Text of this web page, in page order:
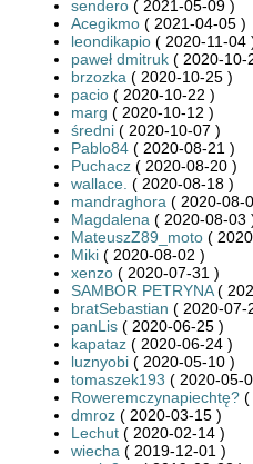
sendero ( 2021-05-09 )
Acegikmo ( 2021-04-05 )
leondikapio ( 2020-11-04
paweł dmitruk ( 2020-10-
brzozka ( 2020-10-25 )
pacio ( 2020-10-22 )
marg ( 2020-10-12 )
średni ( 2020-10-07 )
Pablo84 ( 2020-08-21 )
Puchacz ( 2020-08-20 )
wallace. ( 2020-08-18 )
mandraghora ( 2020-08-
Magdalena ( 2020-08-03
MateuszZ89_moto (
Miki ( 2020-08-02 )
xenzo ( 2020-07-31 )
SAMBOR PETRYNA(
bratSebastian ( 2020-07-
panLis ( 2020-06-25 )
kapataz ( 2020-06-24 )
luznyobi ( 2020-05-10 )
tomaszek193 ( 2020-05-
Roweremczynapiechtę? (
dmroz ( 2020-03-15 )
Lechut ( 2020-02-14 )
wiecha ( 2019-12-01 )